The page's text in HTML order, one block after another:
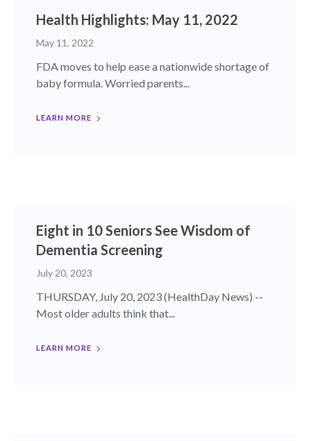
Health Highlights: May 11, 2022
May 11, 2022
FDA moves to help ease a nationwide shortage of
baby formula. Worried parents...
LEARN MORE
Eight in 10 Seniors See Wisdom of
Dementia Screening
July 20, 2023
THURSDAY, July 20, 2023 (HealthDay News) --
Most older adults think that...
LEARN MORE